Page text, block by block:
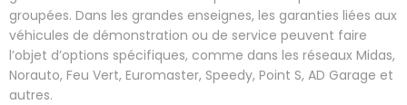
groupées. Dans les grandes enseignes, les garanties liées aux
véhicules de démonstration ou de service peuvent faire
l’objet d’options spécifiques, comme dans les réseaux Midas,
Norauto, Feu Vert, Euromaster, Speedy, Point S, AD Garage et
autres.